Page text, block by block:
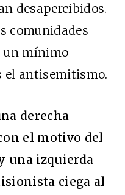
desapercibidos.
comunidades
un mínimo
el antisemitismo.
derecha
el motivo del
izquierda
ciega al